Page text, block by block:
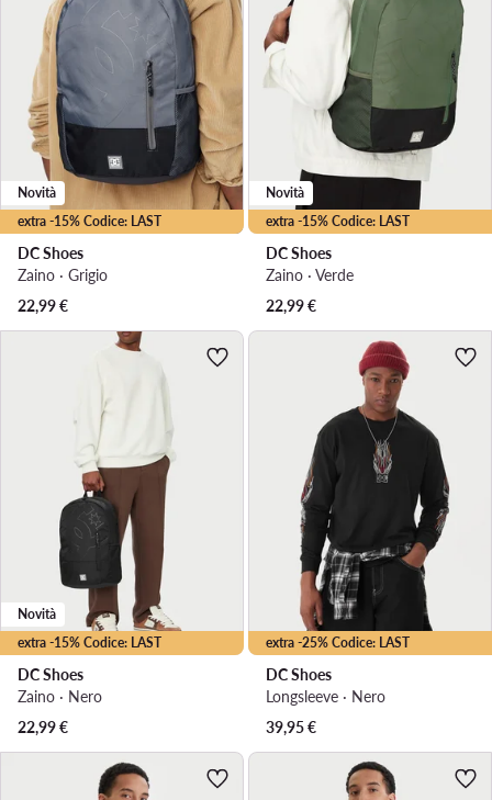
extra -15% Codice: LAST
Novità
DC Shoes
Zaino · Grigio
22,99€
extra -15% Codice: LAST
Novità
DC Shoes
Zaino · Verde
22,99€
extra -15% Codice: LAST
Novità
DC Shoes
Zaino · Nero
22,99€
extra -25% Codice: LAST
DC Shoes
Longsleeve · Nero
39,95€